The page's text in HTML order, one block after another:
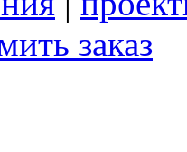
заказ